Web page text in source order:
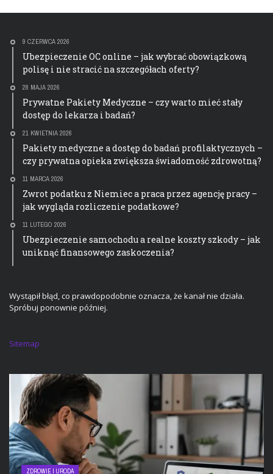
9 CZERWCA 2026
Ubezpieczenie OC online – jak wybrać obowiązkową
polisę i nie stracić na szczegółach oferty?
28 MAJA 2026
Prywatne Pakiety Medyczne – czy warto mieć stały
dostęp do lekarza i badań?
21 KWIETNIA 2026
Pakiety medyczne a dostęp do badań profilaktycznych –
czy prywatna opieka zwiększa świadomość zdrowotną?
11 MARCA 2026
Zwrot podatku z Niemiec a praca przez agencję pracy –
jak wygląda rozliczenie podatkowe?
11 LUTEGO 2026
Ubezpieczenie samochodu a realne koszty szkody – jak
uniknąć finansowego zaskoczenia?
Wystąpił błąd, co prawdopodobnie oznacza, że kanał nie działa.
Spróbuj ponownie później.
Sitemap
ZDROWIE I URODA